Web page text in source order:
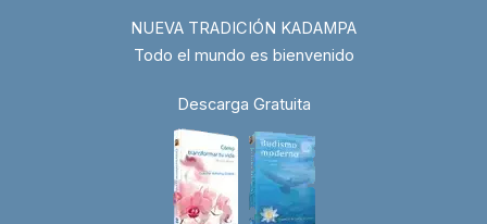
NUEVA TRADICIÓN KADAMPA
Todo el mundo es bienvenido
Descarga Gratuita